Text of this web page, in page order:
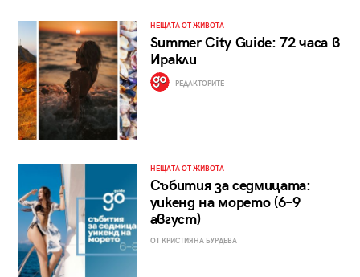
НЕЩАТА ОТ ЖИВОТА
Summer City Guide: 72 часа в
Иракли
РЕДАКТОРИТЕ
НЕЩАТА ОТ ЖИВОТА
Събития за седмицата:
уикенд на морето (6–9
август)
ОТ КРИСТИЯНА БУРДЕВА